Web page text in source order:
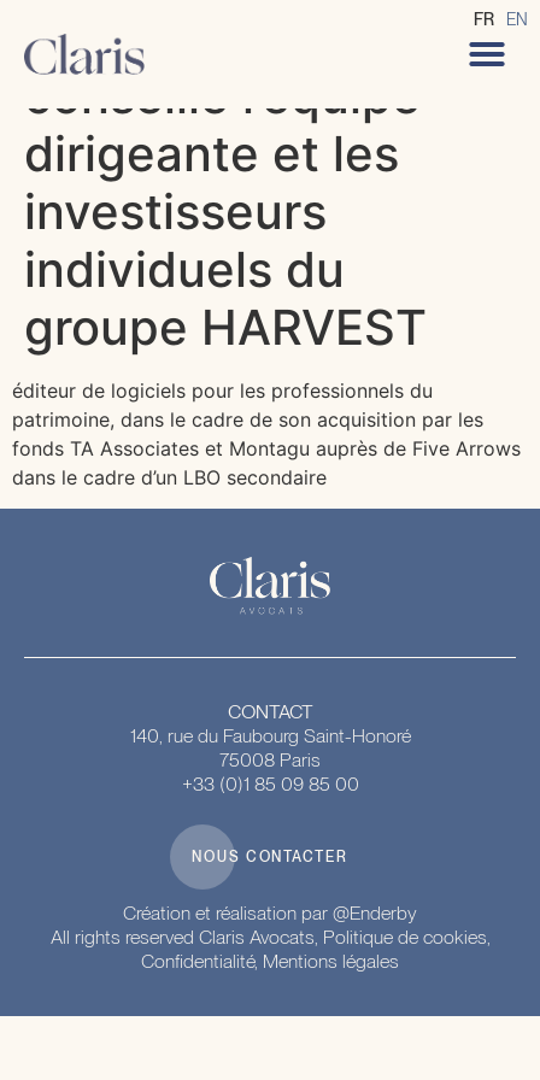
FR EN
CLARIS Avocats
conseille l’équipe
dirigeante et les
investisseurs
individuels du
groupe HARVEST
éditeur de logiciels pour les professionnels du
patrimoine, dans le cadre de son acquisition par les
fonds TA Associates et Montagu auprès de Five Arrows
dans le cadre d’un LBO secondaire
CONTACT
140, rue du Faubourg Saint-Honoré
75008 Paris
+33 (0)1 85 09 85 00
NOUS CONTACTER
Création et réalisation par @Enderby
All rights reserved Claris Avocats, Politique de cookies,
Confidentialité, Mentions légales